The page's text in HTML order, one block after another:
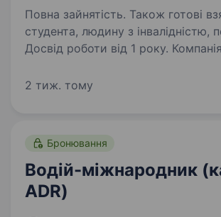
Повна зайнятість. Також готові
студента, людину з інвалідністю,
Досвід роботи від 1 року. Компанія шукає
перевезень Україна — Європа.
2 тиж. тому
Бронювання
Водій-міжнародник
ADR)